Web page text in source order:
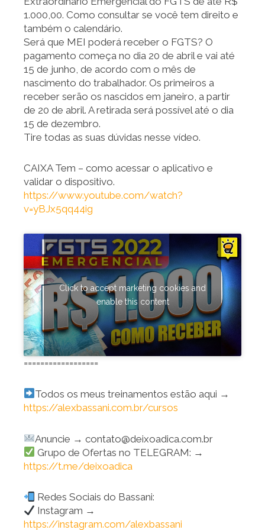
1.000,00. Como consultar se você tem direito e
também o calendário.
Será que MEI poderá receber o FGTS? O
pagamento começa no dia 20 de abril e vai até
15 de junho, de acordo com o mês de
nascimento do trabalhador. Os primeiros a
receber serão os nascidos em janeiro, a partir
de 20 de abril. A retirada será possível até o dia
15 de dezembro.
Tire todas as suas dúvidas nesse vídeo.
CAIXA Tem – como acessar o aplicativo e
validar o dispositivo.
https://www.youtube.com/watch?
v=yBJx5qq44ig
Click to accept marketing cookies and
enable this content
==================
Todos os meus treinamentos estão aqui →
https://alexbassani.com.br/cursos
Anuncie → contato@deixoadica.com.br
Grupo de Ofertas no TELEGRAM: →
https://t.me/deixoadica
Redes Sociais do Bassani:
Instagram →
https://instagram.com/alexbassani